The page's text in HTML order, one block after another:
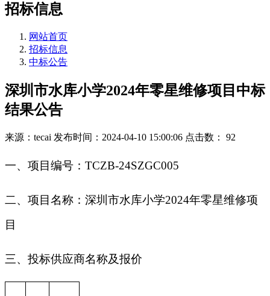
招标信息
网站首页
招标信息
中标公告
深圳市水库小学2024年零星维修项目中标
结果公告
来源：tecai 发布时间：2024-04-10 15:00:06 点击数： 92
一、项目编号：TCZB-24SZGC005
二、项目名称：深圳市水库小学2024年零星维修项
目
三、投标供应商名称及报价